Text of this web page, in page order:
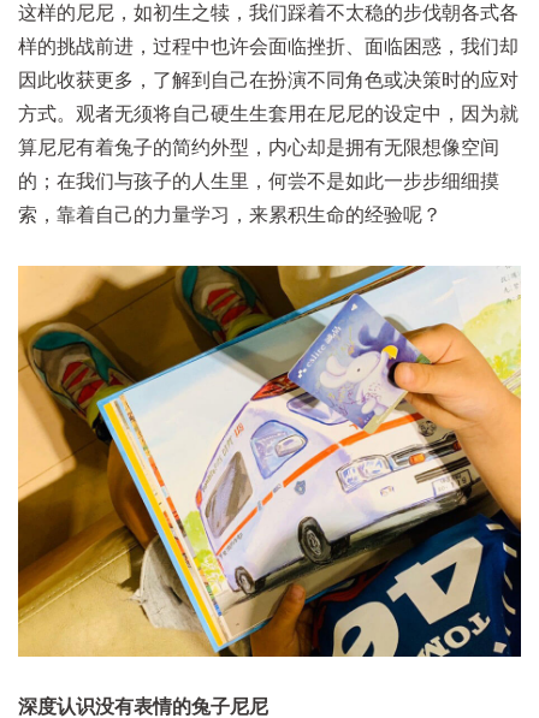
这样的尼尼，如初生之犊，我们踩着不太稳的步伐朝各式各
样的挑战前进，过程中也许会面临挫折、面临困惑，我们却
因此收获更多，了解到自己在扮演不同角色或决策时的应对
方式。观者无须将自己硬生生套用在尼尼的设定中，因为就
算尼尼有着兔子的简约外型，内心却是拥有无限想像空间
的；在我们与孩子的人生里，何尝不是如此一步步细细摸
索，靠着自己的力量学习，来累积生命的经验呢？
深度认识没有表情的兔子尼尼